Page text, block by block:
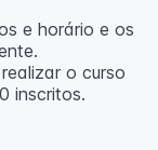
e horário e os
o curso
inscritos.